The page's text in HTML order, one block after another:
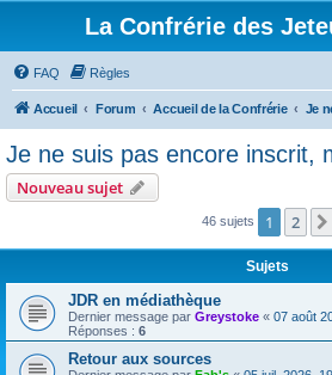
La Confrérie des
FAQ Règles
Accueil Forum Accueil de la Confrérie
Je ne suis pas encore inscrit,
Nouveau sujet
46 sujets 1 2
Sujets
JDR en médiathèque
Dernier message par Greystoke « 07 août
Réponses : 6
Retour aux sources